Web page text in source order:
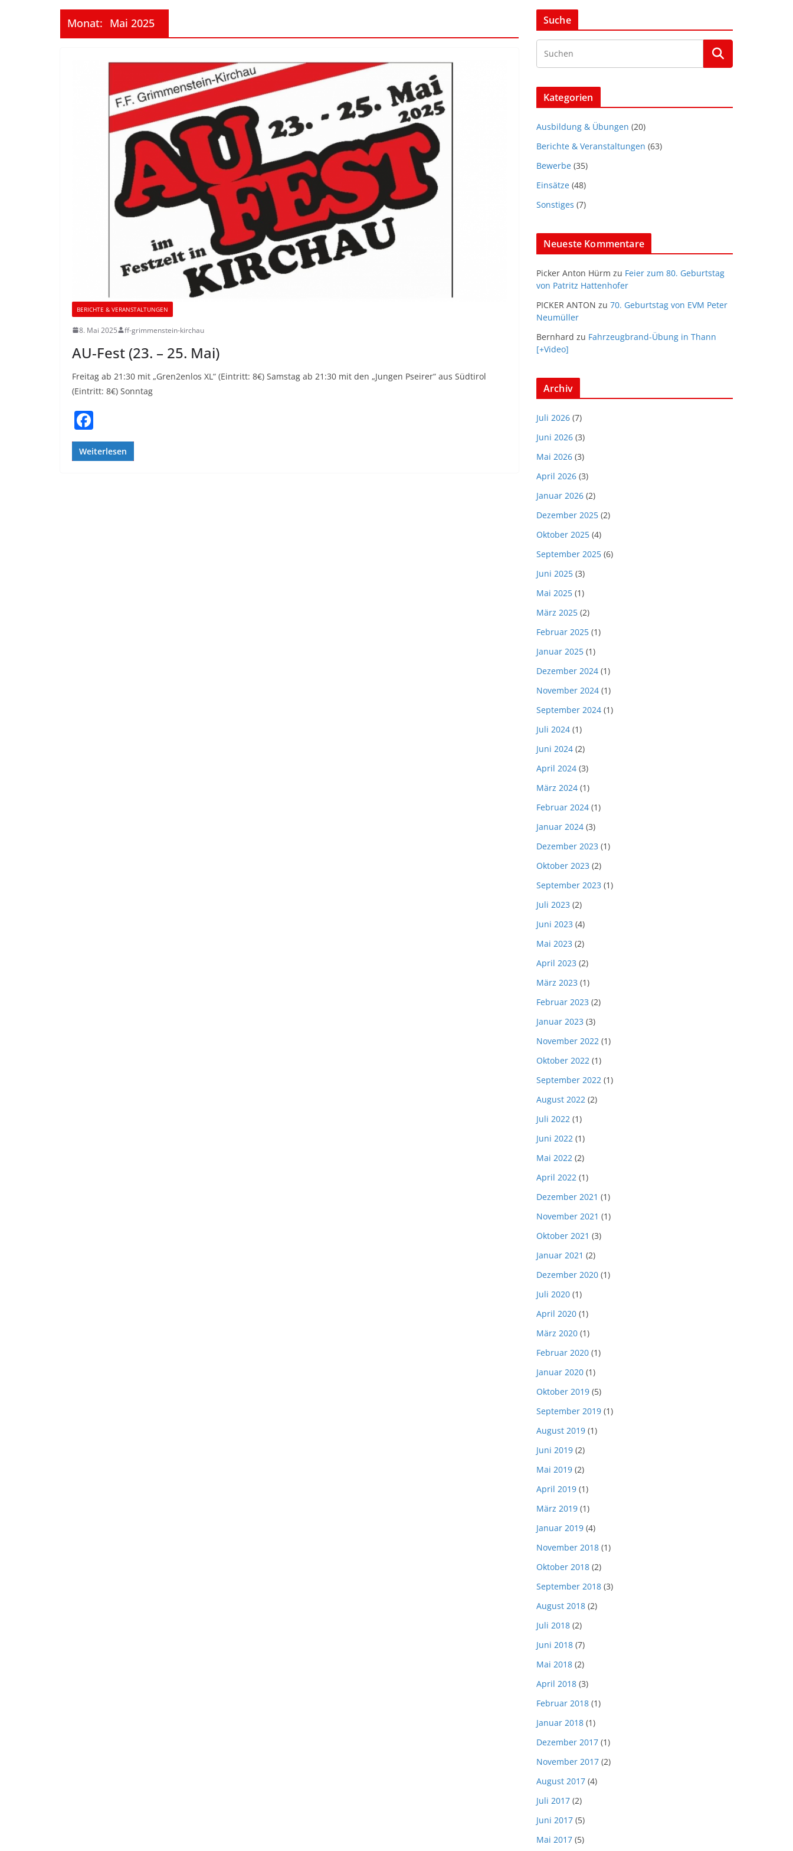
Monat: Mai 2025
BERICHTE & VERANSTALTUNGEN
8. Mai 2025 ff-grimmenstein-kirchau
AU-Fest (23. – 25. Mai)
Freitag ab 21:30 mit „Gren2enlos XL“ (Eintritt: 8€) Samstag ab 21:30 mit den „Jungen Pseirer“ aus Südtirol
(Eintritt: 8€) Sonntag
a
c
Weiterlesen
Suche
Kategorien
Ausbildung & Übungen (20)
Berichte & Veranstaltungen (63)
Bewerbe (35)
Einsätze (48)
Sonstiges (7)
Neueste Kommentare
Picker Anton Hürm zu Feier zum 80. Geburtstag
von Patritz Hattenhofer
PICKER ANTON zu 70. Geburtstag von EVM Peter
Neumüller
Bernhard zu Fahrzeugbrand-Übung in Thann
[+Video]
Archiv
Juli 2026 (7)
Juni 2026 (3)
Mai 2026 (3)
April 2026 (3)
Januar 2026 (2)
Dezember 2025 (2)
Oktober 2025 (4)
September 2025 (6)
Juni 2025 (3)
Mai 2025 (1)
März 2025 (2)
Februar 2025 (1)
Januar 2025 (1)
Dezember 2024 (1)
November 2024 (1)
September 2024 (1)
Juli 2024 (1)
Juni 2024 (2)
April 2024 (3)
März 2024 (1)
Februar 2024 (1)
Januar 2024 (3)
Dezember 2023 (1)
Oktober 2023 (2)
September 2023 (1)
Juli 2023 (2)
Juni 2023 (4)
Mai 2023 (2)
April 2023 (2)
März 2023 (1)
Februar 2023 (2)
Januar 2023 (3)
November 2022 (1)
Oktober 2022 (1)
September 2022 (1)
August 2022 (2)
Juli 2022 (1)
Juni 2022 (1)
Mai 2022 (2)
April 2022 (1)
Dezember 2021 (1)
November 2021 (1)
Oktober 2021 (3)
Januar 2021 (2)
Dezember 2020 (1)
Juli 2020 (1)
April 2020 (1)
März 2020 (1)
Februar 2020 (1)
Januar 2020 (1)
Oktober 2019 (5)
September 2019 (1)
August 2019 (1)
Juni 2019 (2)
Mai 2019 (2)
April 2019 (1)
März 2019 (1)
Januar 2019 (4)
November 2018 (1)
Oktober 2018 (2)
September 2018 (3)
August 2018 (2)
Juli 2018 (2)
Juni 2018 (7)
Mai 2018 (2)
April 2018 (3)
Februar 2018 (1)
Januar 2018 (1)
Dezember 2017 (1)
November 2017 (2)
August 2017 (4)
Juli 2017 (2)
Juni 2017 (5)
Mai 2017 (5)